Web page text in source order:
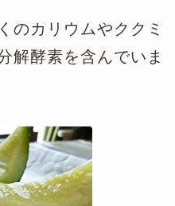
のカリウムやククミ
解酵素を含んでいま